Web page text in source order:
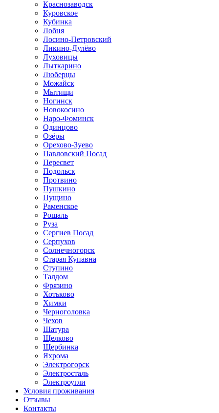
Краснозаводск
Куровское
Кубинка
Лобня
Лосино-Петровский
Ликино-Дулёво
Луховицы
Лыткарино
Люберцы
Можайск
Мытищи
Ногинск
Новокосино
Наро-Фоминск
Одинцово
Озёры
Орехово-Зуево
Павловский Посад
Пересвет
Подольск
Протвино
Пушкино
Пущино
Раменское
Рошаль
Руза
Сергиев Посад
Серпухов
Солнечногорск
Старая Купавна
Ступино
Талдом
Фрязино
Хотьково
Химки
Черноголовка
Чехов
Шатура
Щелково
Щербинка
Яхрома
Электрогорск
Электросталь
Электроугли
Условия проживания
Отзывы
Контакты